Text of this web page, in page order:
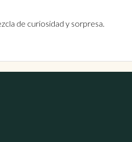
de curiosidad y sorpresa.